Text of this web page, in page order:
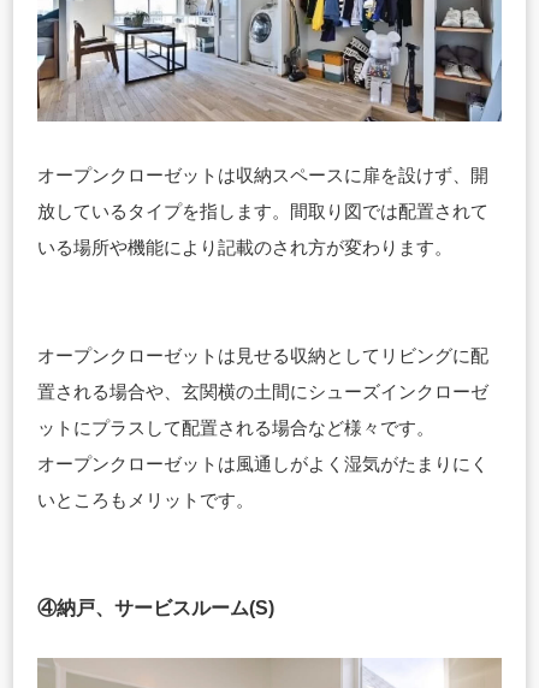
オープンクローゼットは収納スペースに扉を設けず、開
放しているタイプを指します。間取り図では配置されて
いる場所や機能により記載のされ方が変わります。
オープンクローゼットは見せる収納としてリビングに配
置される場合や、玄関横の土間にシューズインクローゼ
ットにプラスして配置される場合など様々です。
オープンクローゼットは風通しがよく湿気がたまりにく
いところもメリットです。
④納戸、サービスルーム(S)